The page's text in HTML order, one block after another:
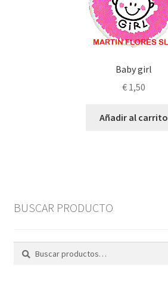
Baby girl
€1,50
Añadir al carrito
BUSCAR PRODUCTO
Buscar
Buscar